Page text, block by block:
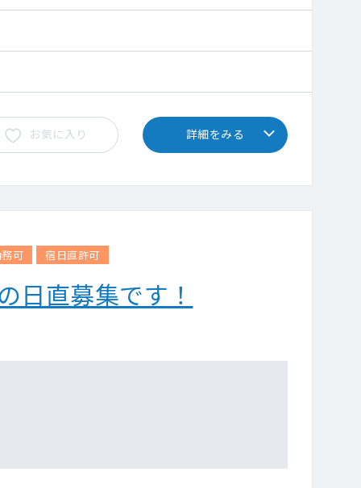
お気に入り 詳細をみる
可 宿日直許可
直募集です！